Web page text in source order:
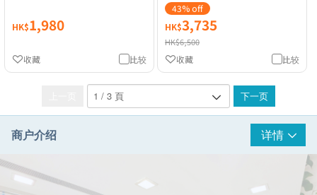
HK$1,980
比较
收藏
43% off
HK$3,735
HK$6,500
比较
收藏
下一页
商户介绍 详情